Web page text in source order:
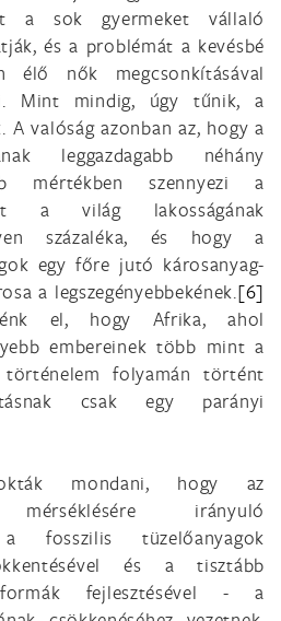
a sok gyermeket vállaló
és a problémát a kevésbé
élő nők megcsonkításával
Mint mindig, úgy tűnik, a
A valóság azonban az, hogy a
leggazdagabb néhány
mértékben szennyezi a
a világ lakosságának
százaléka, és hogy a
egy főre jutó károsanyag-
a legszegényebbekének.[6]
el, hogy Afrika, ahol
embereinek több mint a
folyamán történt
csak egy parányi
mondani, hogy az
mérséklésére irányuló
fosszilis tüzelőanyagok
és a tisztább
formák fejlesztésével - a